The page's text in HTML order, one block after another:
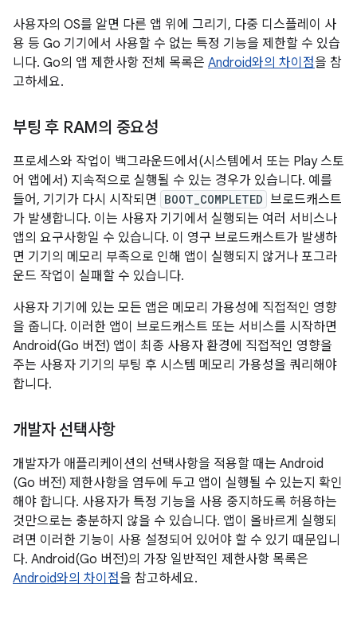
사용자의 OS를 알면 다른 앱 위에 그리기, 다중 디스플레이 사
용 등 Go 기기에서 사용할 수 없는 특정 기능을 제한할 수 있습
니다. Go의 앱 제한사항 전체 목록은 Android와의 차이점을 참
고하세요.
부팅 후 RAM의 중요성
프로세스와 작업이 백그라운드에서(시스템에서 또는 Play 스토
어 앱에서) 지속적으로 실행될 수 있는 경우가 있습니다. 예를
들어, 기기가 다시 시작되면
BOOT_COMPLETED 브로드캐스트
가 발생합니다. 이는 사용자 기기에서 실행되는 여러 서비스나
앱의 요구사항일 수 있습니다. 이 영구 브로드캐스트가 발생하
면 기기의 메모리 부족으로 인해 앱이 실행되지 않거나 포그라
운드 작업이 실패할 수 있습니다.
사용자 기기에 있는 모든 앱은 메모리 가용성에 직접적인 영향
을 줍니다. 이러한 앱이 브로드캐스트 또는 서비스를 시작하면
Android(Go 버전) 앱이 최종 사용자 환경에 직접적인 영향을
주는 사용자 기기의 부팅 후 시스템 메모리 가용성을 쿼리해야
합니다.
개발자 선택사항
개발자가 애플리케이션의 선택사항을 적용할 때는 Android
(Go 버전) 제한사항을 염두에 두고 앱이 실행될 수 있는지 확인
해야 합니다. 사용자가 특정 기능을 사용 중지하도록 허용하는
것만으로는 충분하지 않을 수 있습니다. 앱이 올바르게 실행되
려면 이러한 기능이 사용 설정되어 있어야 할 수 있기 때문입니
다. Android(Go 버전)의 가장 일반적인 제한사항 목록은
Android와의 차이점을 참고하세요.